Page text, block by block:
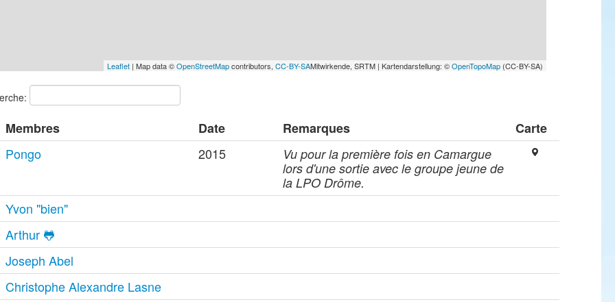
Leaflet| Map data ©OpenStreetMapcontributors, CC-BY-SAMitwirkende, SRTM | Kartendarstellung: ©OpenTopoMap(CC-BY-SA)
Membres Date Remarques
Carte
Pongo
2015
Vu pour la première fois en Camargue
lors d'une sortie avec le groupe jeune de
la LPO Drôme.
Yvon "bien"
Arthur 🐸
Joseph Abel
Christophe Alexandre Lasne